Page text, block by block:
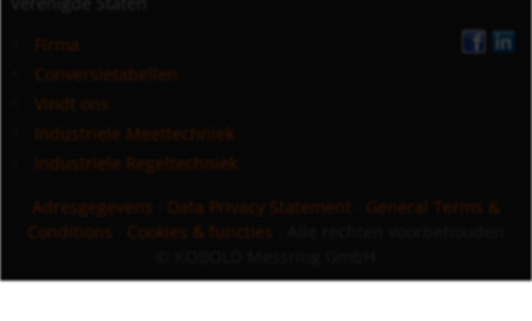
Firma
Conversietabellen
Vindt ons
Industriele Meettechniek
Industriele Regeltechniek
Adresgegevens
Data Privacy Statement
General Terms &
Conditions
Cookies & functies